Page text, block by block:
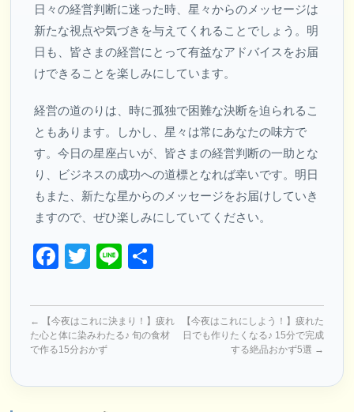
日々の経営判断に迷った時、星々からのメッセージは
新たな視点や気づきを与えてくれることでしょう。明
日も、皆さまの経営にとって有益なアドバイスをお届
けできることを楽しみにしています。
経営の道のりは、時に孤独で困難な決断を迫られるこ
ともあります。しかし、星々は常にあなたの味方で
す。今日の星座占いが、皆さまの経営判断の一助とな
り、ビジネスの成功への道標となれば幸いです。明日
もまた、新たな星からのメッセージをお届けしていき
ますので、ぜひ楽しみにしていてください。
Facebook
Twitter
Line
←
【今夜はこれに決まり！】疲れ
た心と体に染みわたる♪ 旬の食材
で作る15分おかず
【今夜はこれにしよう！】疲れた
日でも作りたくなる♪ 15分で完成
する絶品おかず5選 →